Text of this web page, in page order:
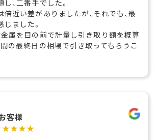
、二番手でした。
近い差がありましたが、それでも、最
ました。
金属を目の前で計量し引き取り額を概算
間の最終日の相場で引き取ってもらうこ
客様